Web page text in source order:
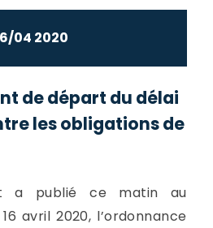
04 2020
de départ du délai
les obligations de
a publié ce matin au
avril 2020, l’ordonnance